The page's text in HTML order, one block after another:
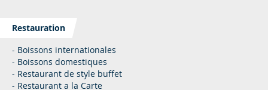
Restauration
- Boissons internationales
- Boissons domestiques
- Restaurant de style buffet
- Restaurant a la Carte